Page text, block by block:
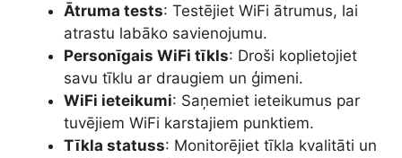
Ātruma tests: Testējiet WiFi ātrumus, lai
atrastu labāko savienojumu.
Personīgais WiFi tīkls: Droši koplietojiet
savu tīklu ar draugiem un ģimeni.
WiFi ieteikumi: Saņemiet ieteikumus par
tuvējiem WiFi karstajiem punktiem.
Tīkla statuss: Monitorējiet tīkla kvalitāti un